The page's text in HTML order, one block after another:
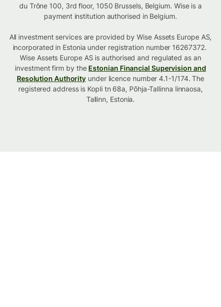
du Trône 100, 3rd floor, 1050 Brussels, Belgium. Wise is a
payment institution authorised in Belgium.
All investment services are provided by Wise Assets Europe AS,
incorporated in Estonia under registration number 16267372.
Wise Assets Europe AS is authorised and regulated as an
investment firm by the Estonian Financial Supervision and
Resolution Authority under licence number 4.1-1/174. The
registered address is Kopli tn 68a, Põhja-Tallinna linnaosa,
Tallinn, Estonia.